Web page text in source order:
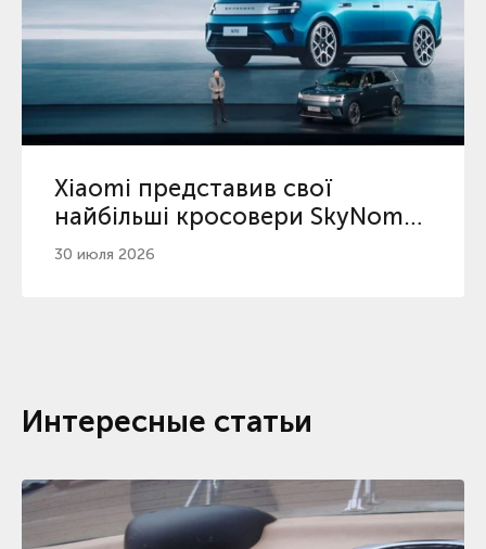
Xiaomi представив свої
найбільші кросовери SkyNomad
з максимальним пробігом
30 июля 2026
Интересные статьи